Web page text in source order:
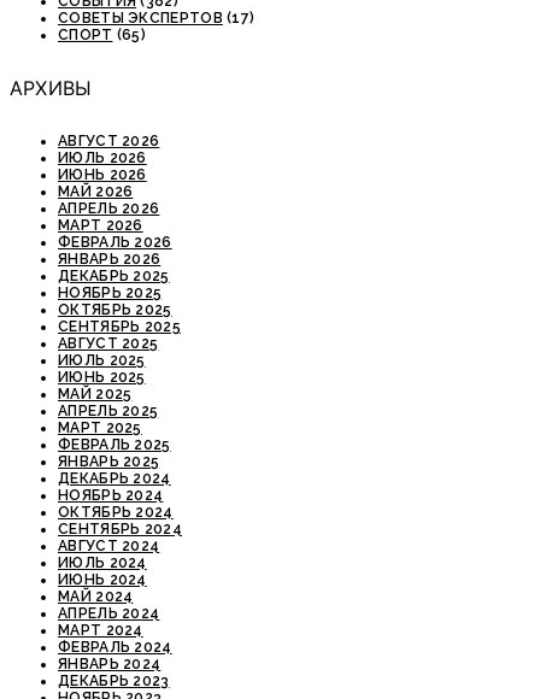
СОВЕТЫ ЭКСПЕРТОВ (17)
СПОРТ (65)
АРХИВЫ
АВГУСТ 2026
ИЮЛЬ 2026
ИЮНЬ 2026
МАЙ 2026
АПРЕЛЬ 2026
МАРТ 2026
ФЕВРАЛЬ 2026
ЯНВАРЬ 2026
ДЕКАБРЬ 2025
НОЯБРЬ 2025
ОКТЯБРЬ 2025
СЕНТЯБРЬ 2025
АВГУСТ 2025
ИЮЛЬ 2025
ИЮНЬ 2025
МАЙ 2025
АПРЕЛЬ 2025
МАРТ 2025
ФЕВРАЛЬ 2025
ЯНВАРЬ 2025
ДЕКАБРЬ 2024
НОЯБРЬ 2024
ОКТЯБРЬ 2024
СЕНТЯБРЬ 2024
АВГУСТ 2024
ИЮЛЬ 2024
ИЮНЬ 2024
МАЙ 2024
АПРЕЛЬ 2024
МАРТ 2024
ФЕВРАЛЬ 2024
ЯНВАРЬ 2024
ДЕКАБРЬ 2023